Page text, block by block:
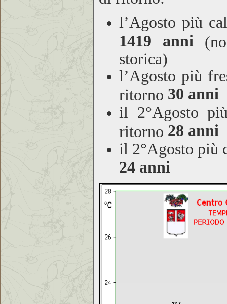
l’Agosto più
1419 anni
storica)
l’Agosto più
ritorno 30 anni
il 2°Agosto
ritorno 28 anni
il 2°Agosto più
24 anni